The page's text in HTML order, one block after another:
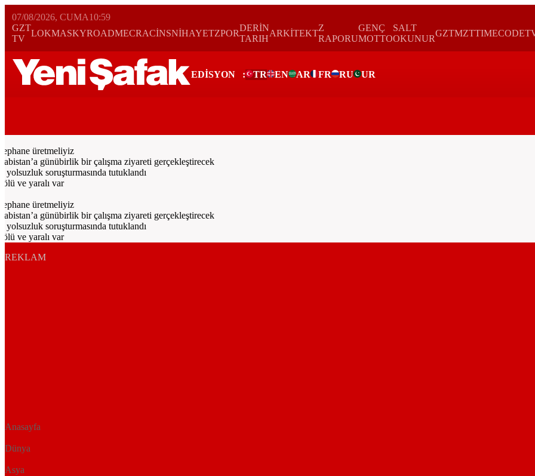
07/08/2026, CUMA10:59
GZT
TV
LOKMASKYROADMECRACİNSNİHAYETZPOR
DERİN
TARIH
ARKİTEKT
Z
RAPORU
GENÇ
MOTTO
SALT
OKUNUR
GZTMZTTIMECODE
EDİSYON : TR EN AR FR RU UR
üretmeliyiz
günübirlik bir çalışma ziyareti gerçekleştirecek
soruşturmasında tutuklandı
ve yaralı var
üretmeliyiz
günübirlik bir çalışma ziyareti gerçekleştirecek
soruşturmasında tutuklandı
ve yaralı var
REKLAM
Anasayfa
Dünya
Asya